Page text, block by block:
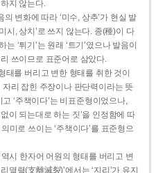
하지 않는다.
변화에 따라 ‘미수, 상추’가 현실 발
시, 상치’로 쓰지 않는다. 종(種)이 다
‘튀기’는 원래 ‘트기’였으나 발음이
쓰이므로 표준어로 삼았다.
를 버리고 변한 형태를 취한 것이
자리 잡힌 주장이나 판단력이라는 뜻
‘주책이다’는 비표준형이었으나,
이 되는대로 하는 짓’을 인정함에 따
미로 쓰이는 ‘주책이다’를 표준형으
시 한자어 어원의 형태를 버리고 변
멸렬(支離滅裂)’에서는 ‘지리’가 유지